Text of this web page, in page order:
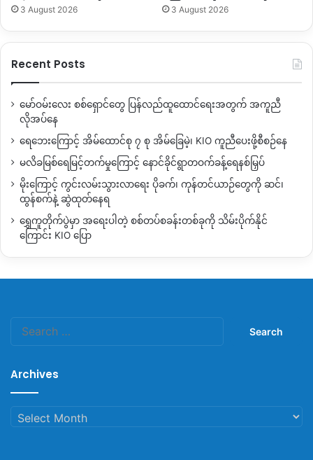
3 August 2026 3 August 2026
Recent Posts
မော်ဝမ်းလေး စစ်ရှောင်တွေ ပြန်လည်ထူထောင်ရေးအတွက် အကူညီ
လိုအပ်နေ
ရေဘေးကြောင့် အိမ်ထောင်စု ၇ စု အိမ်ခြေမဲ့၊ KIO ကူညီပေးဖို့စီစဉ်နေ
မလိခမြစ်ရေမြင့်တက်မှုကြောင့် နောင်ခိုင်ရွာတဝက်ခန့်ရေနစ်မြှပ်
မိုးကြောင့် ကွင်းလမ်းသွားလာရေး ပိုခက်၊ ကုန်တင်ယာဉ်တွေကို ဆင်၊
ထွန်စက်နဲ့ ဆွဲထုတ်နေရ
ရွှေကူတိုက်ပွဲမှာ အရေးပါတဲ့ စစ်တပ်စခန်းတစ်ခုကို သိမ်းပိုက်နိုင်
ကြောင်း KIO ပြော
Archives
Archives